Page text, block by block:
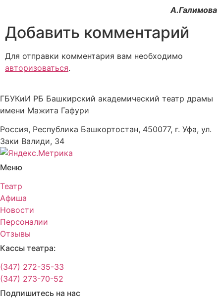
А.Галимова
Добавить комментарий
Для отправки комментария вам необходимо
авторизоваться.
ГБУКиИ РБ Башкирский академический театр драмы
имени Мажита Гафури
Россия, Республика Башкортостан, 450077, г. Уфа, ул.
Заки Валиди, 34
Меню
Театр
Афиша
Новости
Персоналии
Отзывы
Кассы театра:
(347) 272-35-33
(347) 273-70-52
Подпишитесь на нас